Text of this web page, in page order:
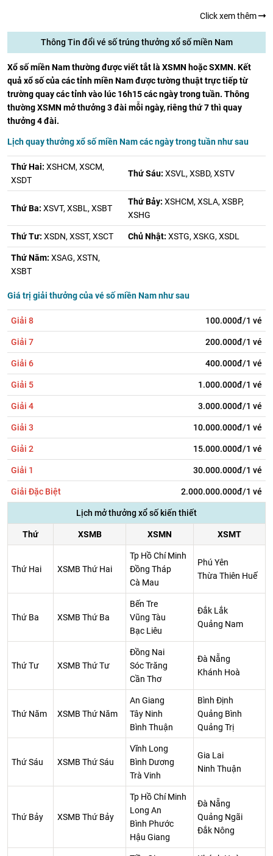
Click xem thêm
Thông Tin đổi vé số trúng thưởng xổ số miền Nam
Xổ số miền Nam thường được viết tắt là XSMN hoặc SXMN. Kết
quả xổ số của các tỉnh miền Nam được tường thuật trực tiếp từ
trường quay các tỉnh vào lúc 16h15 các ngày trong tuần. Thông
thường XSMN mở thưởng 3 đài mỗi ngày, riêng thứ 7 thì quay
thưởng 4 đài.
Lịch quay thưởng xổ số miền Nam các ngày trong tuần như sau
Thứ Hai: XSHCM, XSCM,
XSDT
Thứ Sáu: XSVL, XSBD, XSTV
Thứ Ba: XSVT, XSBL, XSBT
Thứ Bảy: XSHCM, XSLA, XSBP,
XSHG
Thứ Tư: XSDN, XSST, XSCT Chủ Nhật: XSTG, XSKG, XSDL
Thứ Năm: XSAG, XSTN,
XSBT
Giá trị giải thưởng của vé số miền Nam như sau
Giải 8 100.000đ/1 vé
Giải 7 200.000đ/1 vé
Giải 6 400.000đ/1 vé
Giải 5 1.000.000đ/1 vé
Giải 4 3.000.000đ/1 vé
Giải 3 10.000.000đ/1 vé
Giải 2 15.000.000đ/1 vé
Giải 1 30.000.000đ/1 vé
Giải Đặc Biệt 2.000.000.000đ/1 vé
Lịch mở thưởng xổ số kiến thiết
Thứ XSMB XSMN XSMT
Thứ Hai XSMB Thứ Hai
Tp Hồ Chí Minh
Đồng Tháp
Cà Mau
Phú Yên
Thừa Thiên Huế
Thứ Ba XSMB Thứ Ba
Bến Tre
Vũng Tàu
Bạc Liêu
Đắk Lắk
Quảng Nam
Thứ Tư XSMB Thứ Tư
Đồng Nai
Sóc Trăng
Cần Thơ
Đà Nẵng
Khánh Hoà
Thứ Năm XSMB Thứ Năm
An Giang
Tây Ninh
Bình Thuận
Bình Định
Quảng Bình
Quảng Trị
Thứ Sáu XSMB Thứ Sáu
Vĩnh Long
Bình Dương
Trà Vinh
Gia Lai
Ninh Thuận
Thứ Bảy XSMB Thứ Bảy
Tp Hồ Chí Minh
Long An
Bình Phước
Hậu Giang
Đà Nẵng
Quảng Ngãi
Đắk Nông